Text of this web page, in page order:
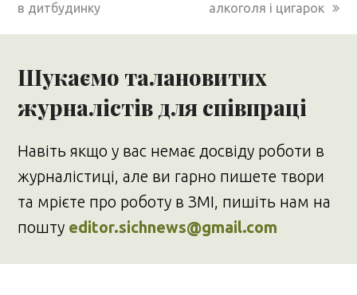
в дитбудинку
алкоголя і цигарок
Шукаємо талановитих
журналістів для співпраці
Навіть якщо у вас немає досвіду роботи в
журналістиці, але ви гарно пишете твори
та мрієте про роботу в ЗМІ, пишіть нам на
пошту editor.sichnews@gmail.com